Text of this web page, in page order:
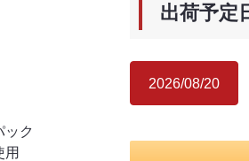
ク
用
出荷予定
2026/08/20